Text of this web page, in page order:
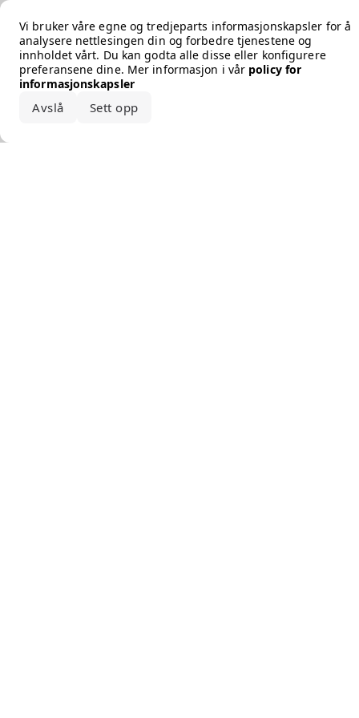
Vi bruker våre egne og tredjeparts informasjonskapsler for å
analysere nettlesingen din og forbedre tjenestene og
innholdet vårt. Du kan godta alle disse eller konfigurere
preferansene dine. Mer informasjon i vår policy for
informasjonskapsler
Avslå Sett opp
Error loading the brand